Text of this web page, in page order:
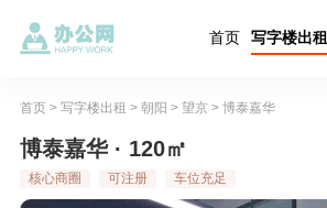
首页 写字楼出租
首页> 写字楼出租 > 朝阳 > 望京> 博泰嘉华
博泰嘉华 · 120㎡
核心商圈 可注册 车位充足